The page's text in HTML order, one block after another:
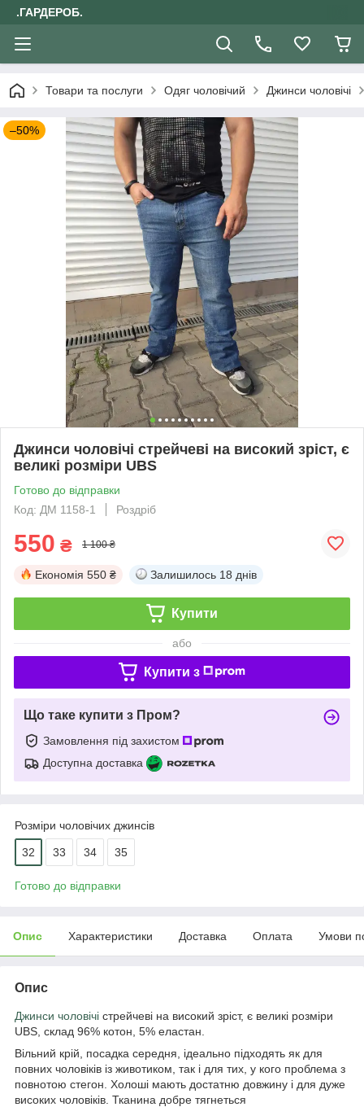
.ГАРДЕРОБ.
Товари та послуги Одяг чоловічий Джинси чоловічі
–50%
Джинси чоловічі стрейчеві на високий зріст, є
великі розміри UBS
Готово до відправки
Код: ДМ 1158-1
Роздріб
550 ₴ 1 100 ₴
Економія 550 ₴ Залишилось 18 днів
Купити
або
Купити з
Що таке купити з Пром?
Замовлення під захистом
Доступна доставка
Розміри чоловічих джинсів
32 33 34 35
Готово до відправки
Опис Характеристики Доставка Оплата Умови
Опис
Джинси чоловічі стрейчеві на високий зріст, є великі розміри
UBS, склад 96% котон, 5% еластан.
Вільний крій, посадка середня, ідеально підходять як для
повних чоловіків із животиком, так і для тих, у кого проблема з
повнотою стегон. Холоші мають достатню довжину і для дуже
високих чоловіків. Тканина добре тягнеться